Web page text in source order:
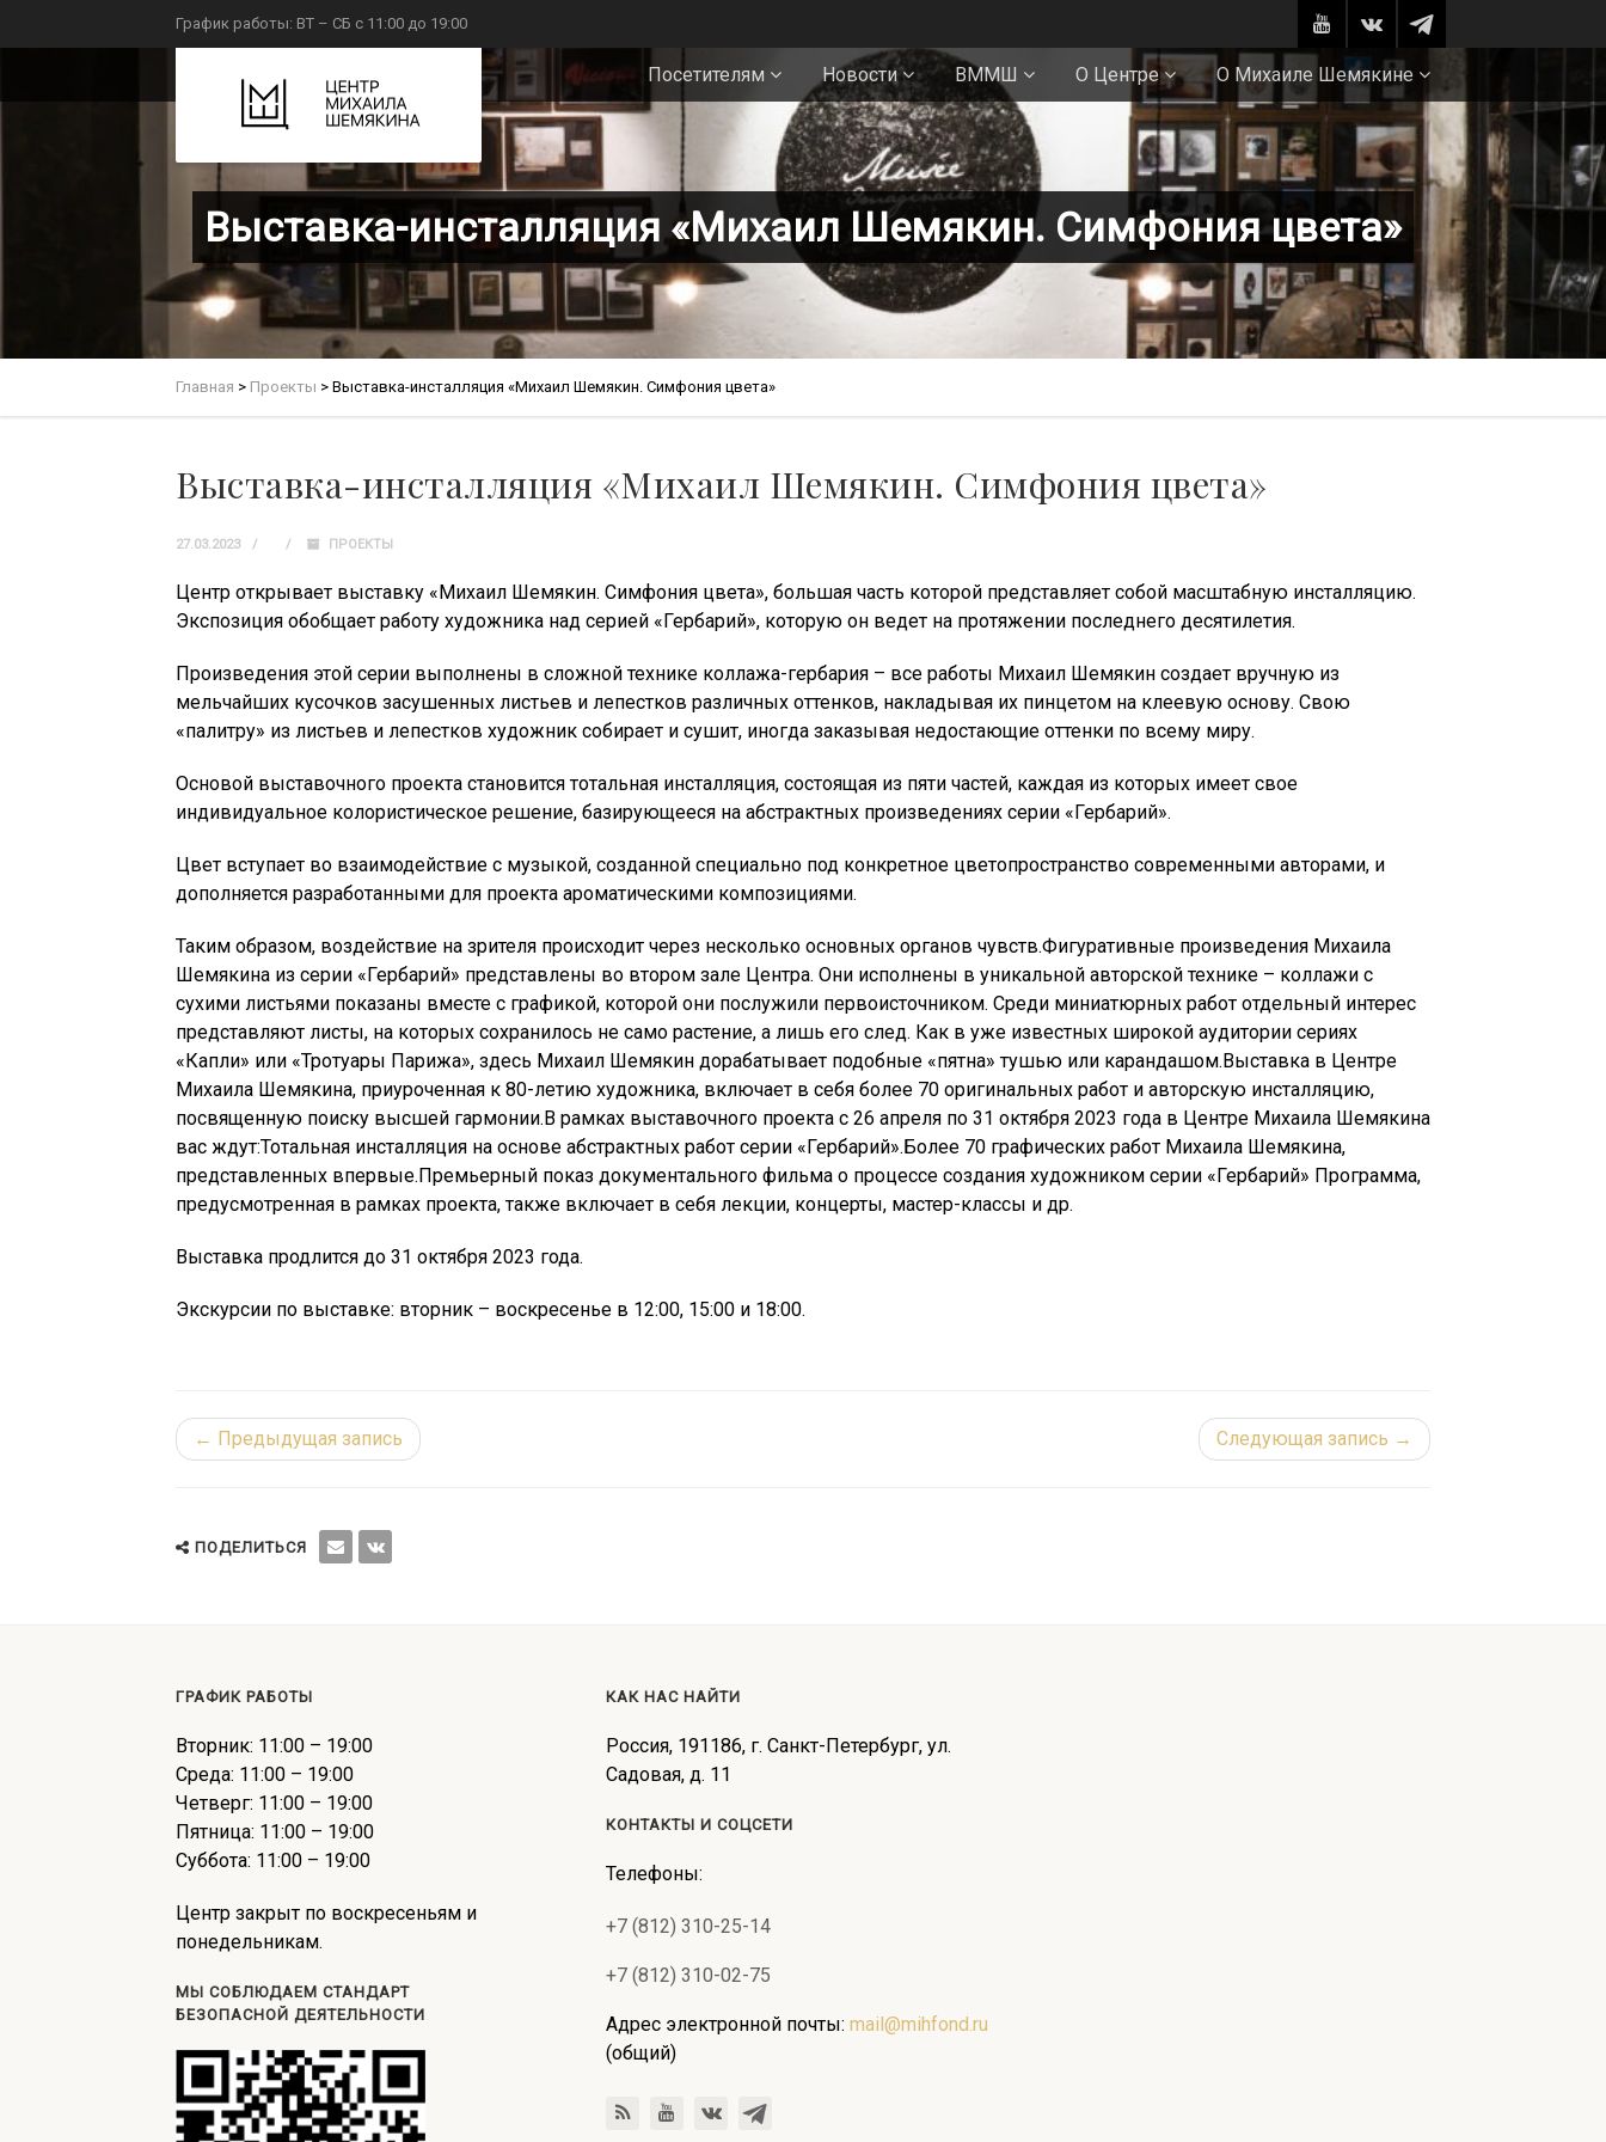
График работы: ВТ – СБ с 11:00 до 19:00
Посетителям Новости ВММШ О Центре О Михаиле Шемякине
Выставка-инсталляция «Михаил Шемякин. Симфония цвета»
Главная > Проекты > Выставка-инсталляция «Михаил Шемякин. Симфония цвета»
Выставка-инсталляция «Михаил Шемякин. Симфония цвета»
27.03.2023 ПРОЕКТЫ
Центр открывает выставку «Михаил Шемякин. Симфония цвета», большая часть которой представляет собой масштабную инсталляцию.
Экспозиция обобщает работу художника над серией «Гербарий», которую он ведет на протяжении последнего десятилетия.
Произведения этой серии выполнены в сложной технике коллажа-гербария – все работы Михаил Шемякин создает вручную из
мельчайших кусочков засушенных листьев и лепестков различных оттенков, накладывая их пинцетом на клеевую основу. Свою
«палитру» из листьев и лепестков художник собирает и сушит, иногда заказывая недостающие оттенки по всему миру.
Основой выставочного проекта становится тотальная инсталляция, состоящая из пяти частей, каждая из которых имеет свое
индивидуальное колористическое решение, базирующееся на абстрактных произведениях серии «Гербарий».
Цвет вступает во взаимодействие с музыкой, созданной специально под конкретное цветопространство современными авторами, и
дополняется разработанными для проекта ароматическими композициями.
Таким образом, воздействие на зрителя происходит через несколько основных органов чувств.Фигуративные произведения Михаила
Шемякина из серии «Гербарий» представлены во втором зале Центра. Они исполнены в уникальной авторской технике – коллажи с
сухими листьями показаны вместе с графикой, которой они послужили первоисточником. Среди миниатюрных работ отдельный интерес
представляют листы, на которых сохранилось не само растение, а лишь его след. Как в уже известных широкой аудитории сериях
«Капли» или «Тротуары Парижа», здесь Михаил Шемякин дорабатывает подобные «пятна» тушью или карандашом.Выставка в Центре
Михаила Шемякина, приуроченная к 80-летию художника, включает в себя более 70 оригинальных работ и авторскую инсталляцию,
посвященную поиску высшей гармонии.В рамках выставочного проекта с 26 апреля по 31 октября 2023 года в Центре Михаила Шемякина
вас ждут:Тотальная инсталляция на основе абстрактных работ серии «Гербарий».Более 70 графических работ Михаила Шемякина,
представленных впервые.Премьерный показ документального фильма о процессе создания художником серии «Гербарий» Программа,
предусмотренная в рамках проекта, также включает в себя лекции, концерты, мастер-классы и др.
Выставка продлится до 31 октября 2023 года.
Экскурсии по выставке: вторник – воскресенье в 12:00, 15:00 и 18:00.
← Предыдущая запись Следующая запись →
ПОДЕЛИТЬСЯ
ГРАФИК РАБОТЫ
Вторник: 11:00 – 19:00
Среда: 11:00 – 19:00
Четверг: 11:00 – 19:00
Пятница: 11:00 – 19:00
Суббота: 11:00 – 19:00
Центр закрыт по воскресеньям и
понедельникам.
МЫ СОБЛЮДАЕМ СТАНДАРТ
БЕЗОПАСНОЙ ДЕЯТЕЛЬНОСТИ
КАК НАС НАЙТИ
Россия, 191186, г. Санкт-Петербург, ул.
Садовая, д. 11
КОНТАКТЫ И СОЦСЕТИ
Телефоны:
+7 (812) 310-25-14
+7 (812) 310-02-75
Адрес электронной почты: mail@mihfond.ru
(общий)